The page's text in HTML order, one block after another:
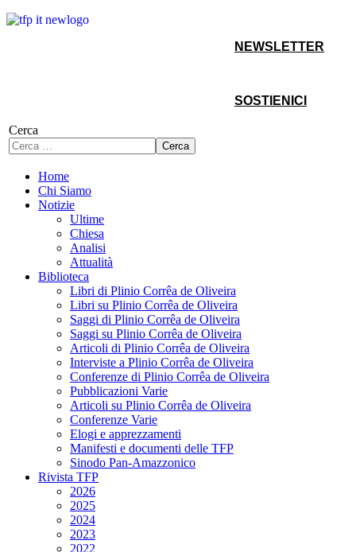
NEWSLETTER
SOSTIENICI
Cerca
Cerca
Home
Chi Siamo
Notizie
Ultime
Chiesa
Analisi
Attualità
Biblioteca
Libri di Plinio Corrêa de Oliveira
Libri su Plinio Corrêa de Oliveira
Saggi di Plinio Corrêa de Oliveira
Saggi su Plinio Corrêa de Oliveira
Articoli di Plinio Corrêa de Oliveira
Interviste a Plinio Corrêa de Oliveira
Conferenze di Plinio Corrêa de Oliveira
Pubblicazioni Varie
Articoli su Plinio Corrêa de Oliveira
Conferenze Varie
Elogi e apprezzamenti
Manifesti e documenti delle TFP
Sinodo Pan-Amazzonico
Rivista TFP
2026
2025
2024
2023
2022